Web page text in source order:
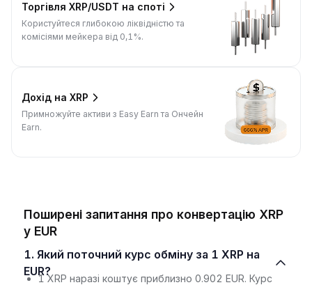
Торгівля XRP/USDT на споті
Користуйтеся глибокою ліквідністю та
комісіями мейкера від 0,1%.
Дохід на XRP
Примножуйте активи з Easy Earn та Ончейн
Earn.
Поширені запитання про конвертацію XRP
у EUR
1. Який поточний курс обміну за 1 XRP на
EUR?
1 XRP наразі коштує приблизно 0.902 EUR. Курс